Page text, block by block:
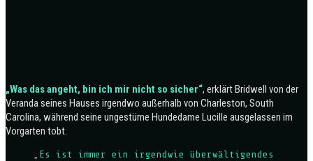
„Was das angeht, bin ich mir nicht so sicher“, erklärt Bridwell von der
Veranda seines Hauses irgendwo außerhalb von Charleston, South
Carolina, während seine ungestüme Hundedame Lucille ausgelassen im
Vorgarten tobt.
„Es ist immer ein irgendwie überwältigendes